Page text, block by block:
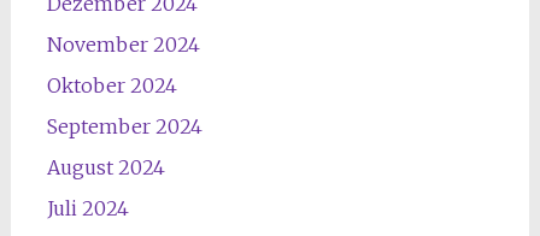
November 2024
Oktober 2024
September 2024
August 2024
Juli 2024